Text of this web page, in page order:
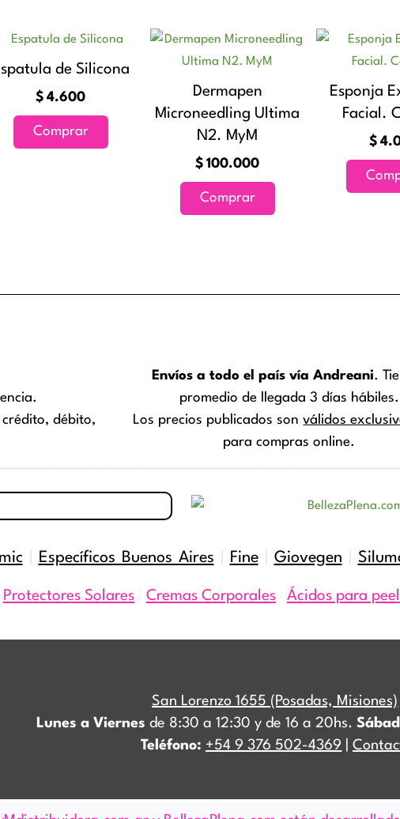
de Silicona
$ 4.600
Comprar
Dermapen
Microneedling Ultima
N2. MyM
$ 100.000
Comprar
Esponja
Facial.
$
crédito, débito,
Envíos a todo el país vía Andreani.
promedio de llegada 3 días hábiles.
Los precios publicados sonválidos
para compras online.
| Específicos Buenos Aires Fine| Giovegen
Protectores Solares Cremas Corporales Ácidos para
San Lorenzo 1655 (Posadas, Misiones)
Lunes a Viernes de 8:30 a 12:30 y de 16 a 20hs.
Teléfono: +54 9 376 502-4369 |